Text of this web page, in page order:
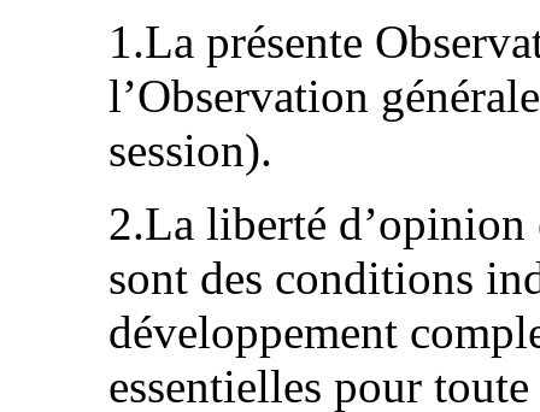
1.La présente
l’Observation
session).
2.La liberté d’opinion
sont des conditions
développement
essentielles pour